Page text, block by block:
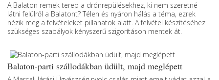
A Balaton remek terep a drónrepülésekhez, ki nem szeretné
látni felülről a Balatont? Télen és nyáron hálás a téma, ezrek
nézik meg a felvételeket pillanatok alatt. A felvétel készítéséhez
szükséges szabályok kényszerű szigorításon mentek át.
Balaton-parti szállodákban üdült, majd meglépett